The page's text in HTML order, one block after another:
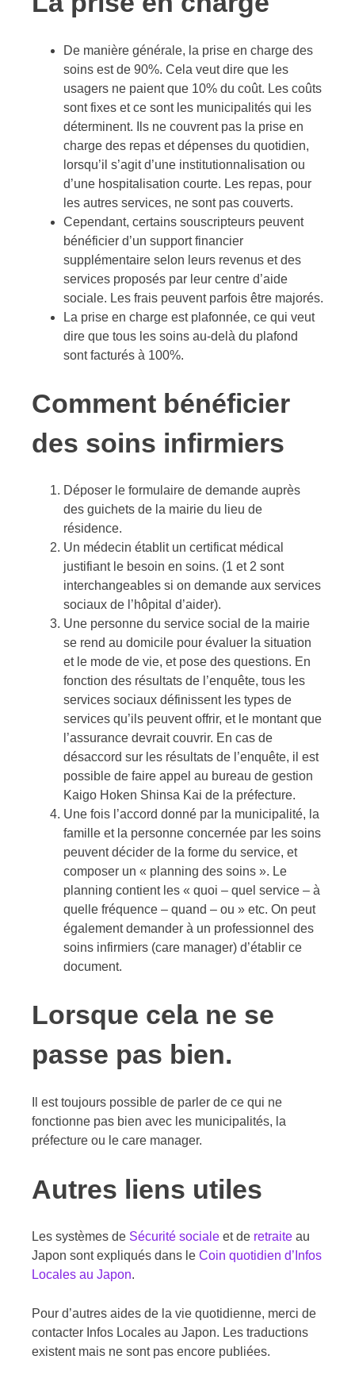
De manière générale, la prise en charge des
soins est de 90%. Cela veut dire que les
usagers ne paient que 10% du coût. Les coûts
sont fixes et ce sont les municipalités qui les
déterminent. Ils ne couvrent pas la prise en
charge des repas et dépenses du quotidien,
lorsqu’il s’agit d’une institutionnalisation ou
d’une hospitalisation courte. Les repas, pour
les autres services, ne sont pas couverts.
Cependant, certains souscripteurs peuvent
bénéficier d’un support financier
supplémentaire selon leurs revenus et des
services proposés par leur centre d’aide
sociale. Les frais peuvent parfois être majorés.
La prise en charge est plafonnée, ce qui veut
dire que tous les soins au-delà du plafond
sont facturés à 100%.
Comment bénéficier
des soins infirmiers
Déposer le formulaire de demande auprès
des guichets de la mairie du lieu de
résidence.
Un médecin établit un certificat médical
justifiant le besoin en soins. (1 et 2 sont
interchangeables si on demande aux services
sociaux de l’hôpital d’aider).
Une personne du service social de la mairie
se rend au domicile pour évaluer la situation
et le mode de vie, et pose des questions. En
fonction des résultats de l’enquête, tous les
services sociaux définissent les types de
services qu’ils peuvent offrir, et le montant que
l’assurance devrait couvrir. En cas de
désaccord sur les résultats de l’enquête, il est
possible de faire appel au bureau de gestion
Kaigo Hoken Shinsa Kai de la préfecture.
Une fois l’accord donné par la municipalité, la
famille et la personne concernée par les soins
peuvent décider de la forme du service, et
composer un « planning des soins ». Le
planning contient les « quoi – quel service – à
quelle fréquence – quand – ou » etc. On peut
également demander à un professionnel des
soins infirmiers (care manager) d’établir ce
document.
Lorsque cela ne se
passe pas bien.
Il est toujours possible de parler de ce qui ne
fonctionne pas bien avec les municipalités, la
préfecture ou le care manager.
Autres liens utiles
Les systèmes de Sécurité sociale et de retraite au
Japon sont expliqués dans le Coin quotidien d’Infos
Locales au Japon.
Pour d’autres aides de la vie quotidienne, merci de
contacter Infos Locales au Japon. Les traductions
existent mais ne sont pas encore publiées.